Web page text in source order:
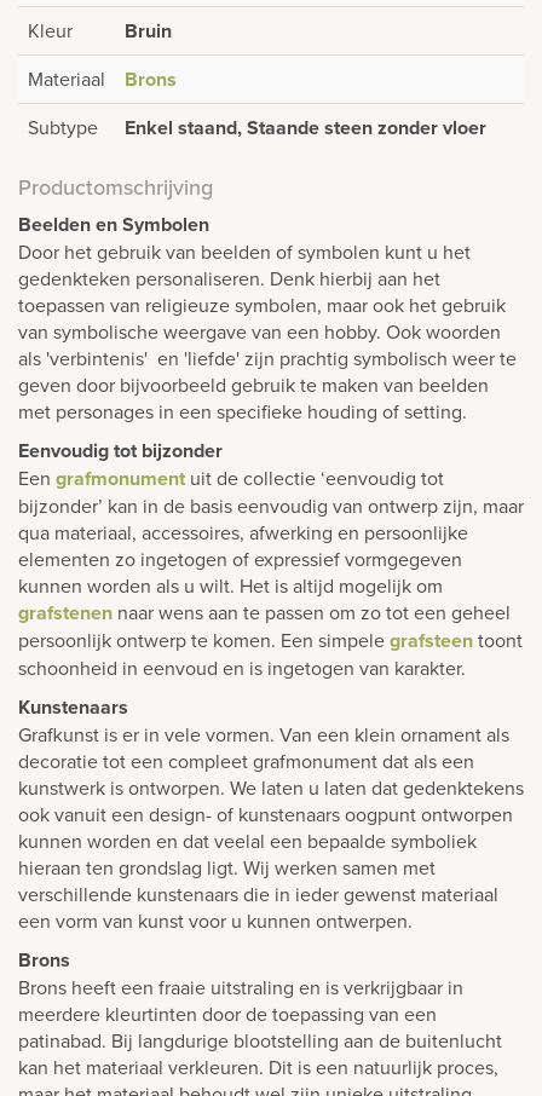
Kleur Bruin
Materiaal Brons
Subtype Enkel staand, Staande steen zonder vloer
Productomschrijving
Beelden en Symbolen
Door het gebruik van beelden of symbolen kunt u het
gedenkteken personaliseren. Denk hierbij aan het
toepassen van religieuze symbolen, maar ook het gebruik
van symbolische weergave van een hobby. Ook woorden
als 'verbintenis' en 'liefde' zijn prachtig symbolisch weer te
geven door bijvoorbeeld gebruik te maken van beelden
met personages in een specifieke houding of setting.
Eenvoudig tot bijzonder
Een grafmonument uit de collectie ‘eenvoudig tot
bijzonder’ kan in de basis eenvoudig van ontwerp zijn, maar
qua materiaal, accessoires, afwerking en persoonlijke
elementen zo ingetogen of expressief vormgegeven
kunnen worden als u wilt. Het is altijd mogelijk om
grafstenen naar wens aan te passen om zo tot een geheel
persoonlijk ontwerp te komen. Een simpelegrafsteentoont
schoonheid in eenvoud en is ingetogen van karakter.
Kunstenaars
Grafkunst is er in vele vormen. Van een klein ornament als
decoratie tot een compleet grafmonument dat als een
kunstwerk is ontworpen. We laten u laten dat gedenktekens
ook vanuit een design- of kunstenaars oogpunt ontworpen
kunnen worden en dat veelal een bepaalde symboliek
hieraan ten grondslag ligt. Wij werken samen met
verschillende kunstenaars die in ieder gewenst materiaal
een vorm van kunst voor u kunnen ontwerpen.
Brons
Brons heeft een fraaie uitstraling en is verkrijgbaar in
meerdere kleurtinten door de toepassing van een
patinabad. Bij langdurige blootstelling aan de buitenlucht
kan het materiaal verkleuren. Dit is een natuurlijk proces,